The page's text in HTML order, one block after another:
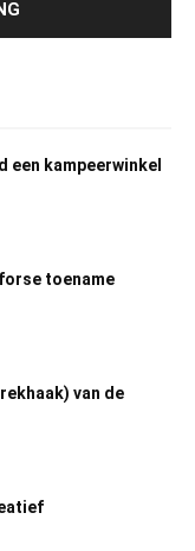
een kampeerwinkel
toename
van de